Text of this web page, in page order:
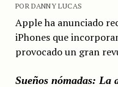
POR DANNY LUCAS
Apple ha anunciado
iPhones que
provocado un gran
Sueños nómadas: La